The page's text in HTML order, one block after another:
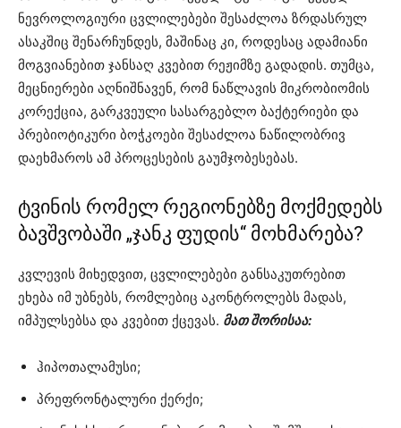
ნევროლოგიური ცვლილებები შესაძლოა ზრდასრულ
ასაკშიც შენარჩუნდეს, მაშინაც კი, როდესაც ადამიანი
მოგვიანებით ჯანსაღ კვებით რეჟიმზე გადადის. თუმცა,
მეცნიერები აღნიშნავენ, რომ ნაწლავის მიკრობიომის
კორექცია, გარკვეული სასარგებლო ბაქტერიები და
პრებიოტიკური ბოჭკოები შესაძლოა ნაწილობრივ
დაეხმაროს ამ პროცესების გაუმჯობესებას.
ტვინის რომელ რეგიონებზე მოქმედებს
ბავშვობაში „ჯანკ ფუდის“ მოხმარება?
კვლევის მიხედვით, ცვლილებები განსაკუთრებით
ეხება იმ უბნებს, რომლებიც აკონტროლებს მადას,
იმპულსებსა და კვებით ქცევას. მათ შორისაა:
ჰიპოთალამუსი;
პრეფრონტალური ქერქი;